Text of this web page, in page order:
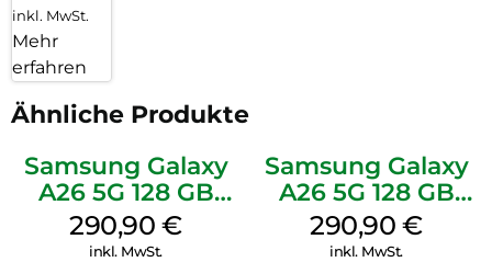
inkl. MwSt.
Mehr
erfahren
Ähnliche Produkte
Samsung Galaxy
A26 5G 128 GB
White
290,90€
inkl. MwSt.
Samsung Galaxy
A26 5G 128 GB
Mint
290,90€
inkl. MwSt.